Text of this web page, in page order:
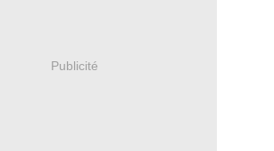
Publicité